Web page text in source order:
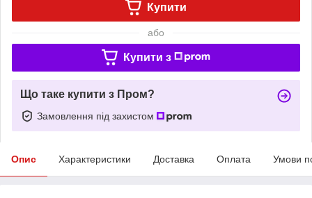
Купити
або
Купити з
Що таке купити з Пром?
Замовлення під захистом
Опис Характеристики Доставка Оплата Умови